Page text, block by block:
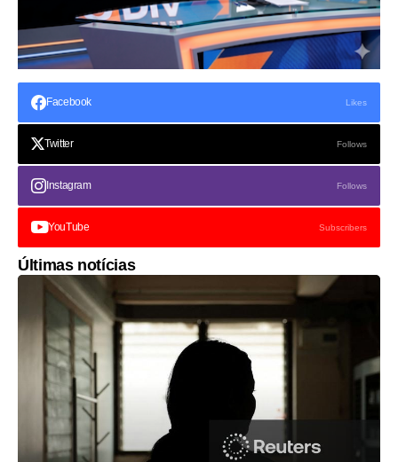
Facebook Likes
Twitter Follows
Instagram Follows
YouTube Subscribers
Últimas notícias